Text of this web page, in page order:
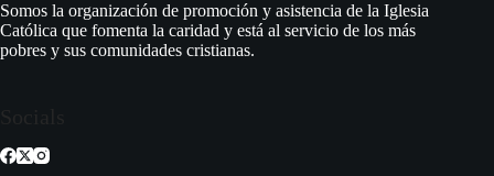
Somos la organización de promoción y asistencia de la Iglesia
Católica que fomenta la caridad y está al servicio de los más
pobres y sus comunidades cristianas.